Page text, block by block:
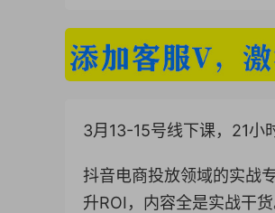
3月13-15号线下课，21小
抖音电商投放领域的实战
升ROI，内容全是实战干